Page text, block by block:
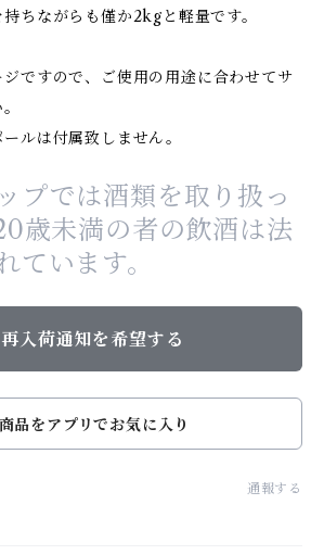
ちながらも僅か2kgと軽量です。
ですので、ご使用の用途に合わせてサ
ルは付属致しません。
プでは酒類を取り扱っ
歳未満の者の飲酒は法
ています。
再入荷通知を希望する
商品をアプリでお気に入り
通報する